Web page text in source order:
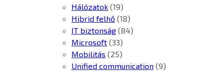
Hálózatok (19)
Hibrid felhő (18)
IT biztonság (84)
Microsoft (33)
Mobilitás (25)
Unified communication (9)